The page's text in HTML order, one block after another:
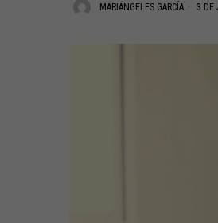
MARIÁNGELES GARCÍA 3 DE